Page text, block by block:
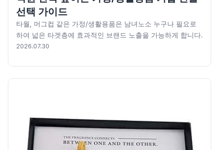
선택 가이드
타월, 머그컵 같은 가정/생활용품은 남녀노소 누구나 필요로
하여 넓은 타겟층에 효과적인 브랜드 노출을 가능하게 합니다.
2026.07.30